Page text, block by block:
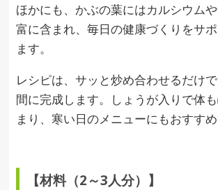
ほかにも、かぶの葉にはカルシウム
富に含まれ、毎日の健康づくりをサ
ます。
レシピは、サッと炒め合わせるだけ
間に完成します。しょうが入りで体
まり、寒い日のメニューにもおすすめ
【材料（2～3人分）】